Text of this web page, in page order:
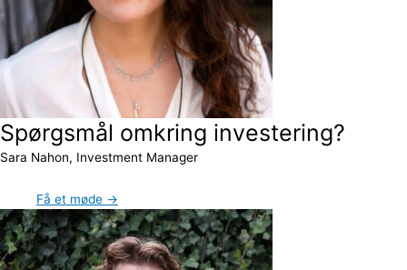
Spørgsmål omkring investering?
Sara Nahon, Investment Manager
Få et møde →